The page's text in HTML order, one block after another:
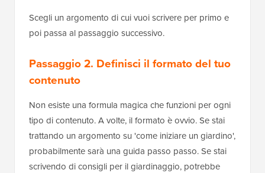
Scegli un argomento di cui vuoi scrivere per primo e
poi passa al passaggio successivo.
Passaggio 2. Definisci il formato del tuo
contenuto
Non esiste una formula magica che funzioni per ogni
tipo di contenuto. A volte, il formato è ovvio. Se stai
trattando un argomento su 'come iniziare un giardino',
probabilmente sarà una guida passo passo. Se stai
scrivendo di consigli per il giardinaggio, potrebbe